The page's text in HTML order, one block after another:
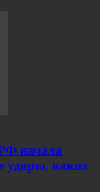
начала
удары, каких